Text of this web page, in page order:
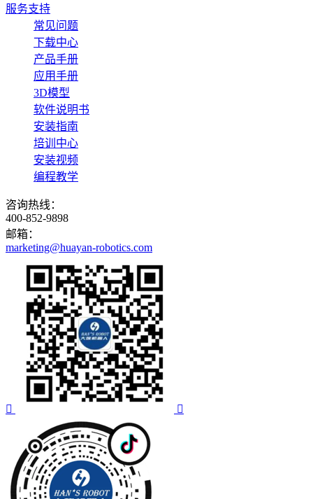
服务支持
常见问题
下载中心
产品手册
应用手册
3D模型
软件说明书
安装指南
培训中心
安装视频
编程教学
咨询热线：
400-852-9898
邮箱：
marketing@huayan-robotics.com